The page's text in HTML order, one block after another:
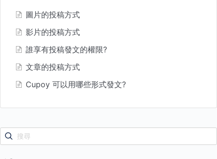
圖片的投稿方式
影片的投稿方式
誰享有投稿發文的權限?
文章的投稿方式
Cupoy 可以用哪些形式發文?